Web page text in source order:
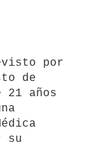
de
21 años
su